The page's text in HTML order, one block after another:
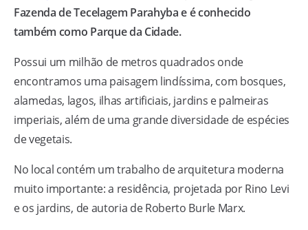
Fazenda de Tecelagem Parahyba e é conhecido
também como Parque da Cidade.
Possui um milhão de metros quadrados onde
encontramos uma paisagem lindíssima, com bosques,
alamedas, lagos, ilhas artificiais, jardins e palmeiras
imperiais, além de uma grande diversidade de espécies
de vegetais.
No local contém um trabalho de arquitetura moderna
muito importante: a residência, projetada por Rino Levi
e os jardins, de autoria de Roberto Burle Marx.